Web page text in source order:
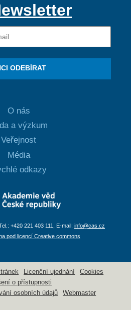
ODEBÍRAT
O nás
a výzkum
Veřejnost
Média
odkazy
+420 221 403 111, E-mail: info@cas.cz
pod licencí Creative commons
Licenční ujednání
Cookies
o přístupnosti
osobních údajů
Webmaster